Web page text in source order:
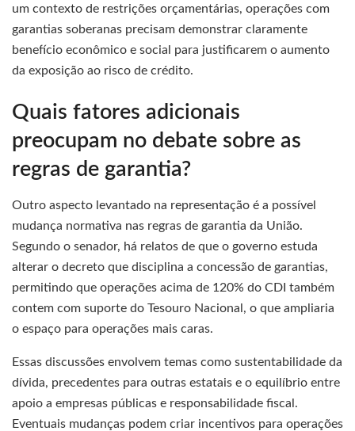
um contexto de restrições orçamentárias, operações com
garantias soberanas precisam demonstrar claramente
benefício econômico e social para justificarem o aumento
da exposição ao risco de crédito.
Quais fatores adicionais
preocupam no debate sobre as
regras de garantia?
Outro aspecto levantado na representação é a possível
mudança normativa nas regras de garantia da União.
Segundo o senador, há relatos de que o governo estuda
alterar o decreto que disciplina a concessão de garantias,
permitindo que operações acima de 120% do CDI também
contem com suporte do Tesouro Nacional, o que ampliaria
o espaço para operações mais caras.
Essas discussões envolvem temas como sustentabilidade da
dívida, precedentes para outras estatais e o equilíbrio entre
apoio a empresas públicas e responsabilidade fiscal.
Eventuais mudanças podem criar incentivos para operações